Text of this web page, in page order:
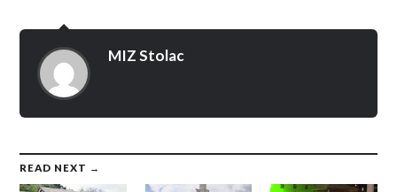
MIZ Stolac
READ NEXT →